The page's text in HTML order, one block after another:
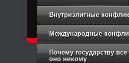
Внутриэлитные
Международные
Почему государству
оно никому
Связь с администрацией